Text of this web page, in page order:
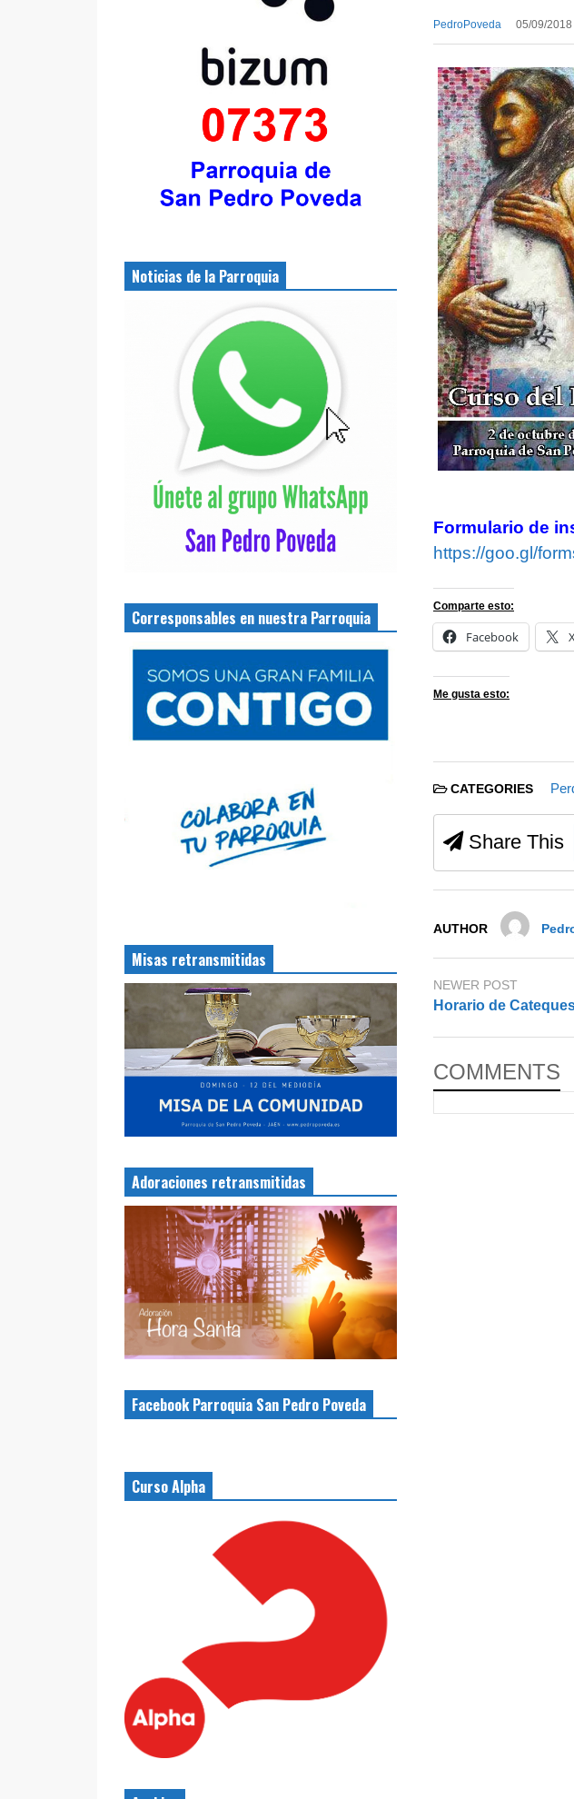
PedroPoveda 05/09/2018
Formulario de
https://goo.gl/
Comparte esto:
Facebook
Me gusta esto:
CATEGORIES
Share This
AUTHOR
NEWER POST
Horario de
COMMENTS
Noticias de la Parroquia
Corresponsables en nuestra Parroquia
Misas retransmitidas
Adoraciones retransmitidas
Facebook Parroquia San Pedro Poveda
Curso Alpha